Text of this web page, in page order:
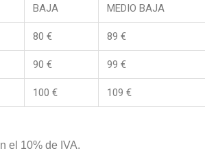
BAJA MEDIO BAJA
80 € 89 €
90 € 99 €
100 € 109 €
el 10% de IVA.